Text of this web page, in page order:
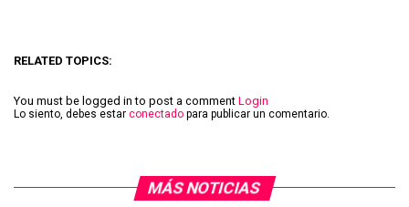
RELATED TOPICS:
You must be logged in to post a comment Login
Lo siento, debes estar conectado para publicar un comentario.
MÁS NOTICIAS